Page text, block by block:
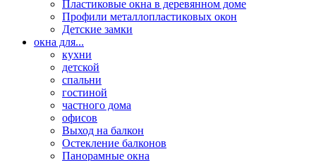
Пластиковые окна в деревянном доме
Профили металлопластиковых окон
Детские замки
окна для...
кухни
детской
спальни
гостиной
частного дома
офисов
Выход на балкон
Остекление балконов
Панорамные окна